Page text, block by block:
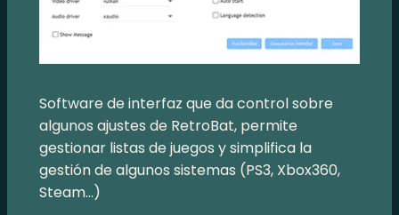
Software de interfaz que da control sobre
algunos ajustes de RetroBat, permite
gestionar listas de juegos y simplifica la
gestión de algunos sistemas (PS3, Xbox360,
Steam…)